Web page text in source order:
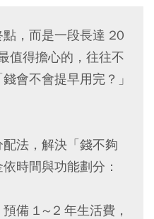
，而是一段長達 20
值得擔心的，往往不
會不會提早用完？」
法，解決「錢不夠
時間與功能劃分：
備 1～2 年生活費，